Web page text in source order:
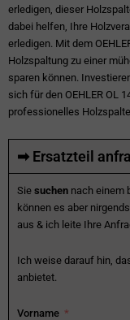
erledigen, dieser
dabei helfen, Ihre
erledigen. Mit dem
Holzspaltung zu einer
sparen können.
sich für den OEHLER OL
professionelles
➡ Ersatzteil
Sie suchen nach einem
können es aber
aus & ich leite Ihre
Ich weise darauf hin,
anbietet.
Vorname